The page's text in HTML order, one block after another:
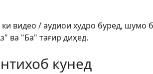
видео / аудиои худро буред, шумо
ва "Ба" тағир диҳед.
кунед